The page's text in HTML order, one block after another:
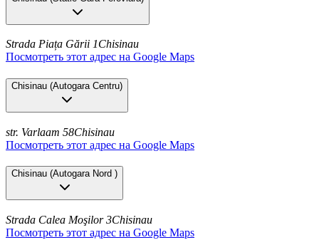
Strada Piața Gării 1Chisinau
Посмотреть этот адрес на Google Maps
Chisinau (Autogara Centru)
str. Varlaam 58Chisinau
Посмотреть этот адрес на Google Maps
Chisinau (Autogara Nord )
Strada Calea Moşilor 3Chisinau
Посмотреть этот адрес на Google Maps